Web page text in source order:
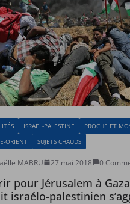
ISRAËL-PALESTINE
PROCHE ET
ORIENT
SUJETS CHAUDS
MABRU 27 mai 2018 0
pour Jérusalem à
israélo-palestinien